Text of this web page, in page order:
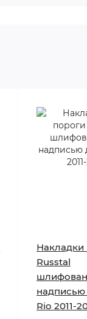
Накладки
Russtal
надписью
Rio 2011-